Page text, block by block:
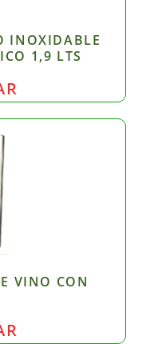
INOXIDABLE
1,9 LTS
VINO CON